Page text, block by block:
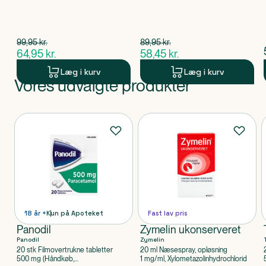
$gammel pris
99,95kr.
Spar 35,00 kr.
$nuværende pris
64,95 kr.
Læg i kurv
$gammel pris
89,95kr.
Spar 31,50 kr.
$nuværende pris
58,45 kr.
Læg i kurv
Produkt 1 af 0
Vores udvalgte produkter
Produkter
18 år +Kun på Apoteket
Panodil
Panodil
20 stk Filmovertrukne tabletter
500 mg (Håndkøb,
Fast lav pris
Zymelin ukonserveret
Zymelin
20 ml Næsespray, opløsning
1 mg/ml, Xylometazolinhydrochlorid